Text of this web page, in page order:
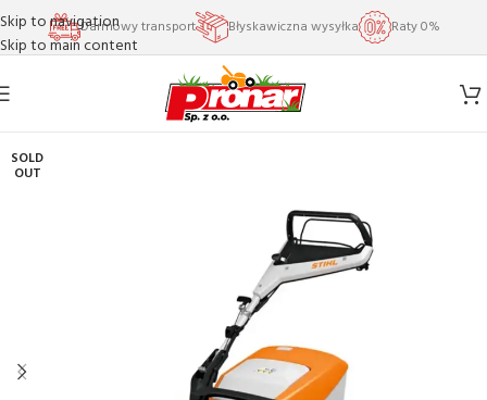
Skip to navigation
Skip to main content
Darmowy transport Błyskawiczna wysyłka Raty 0%
SOLD
OUT